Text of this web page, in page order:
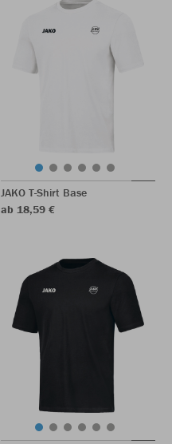
JAKO T-Shirt Base
ab 18,59 €